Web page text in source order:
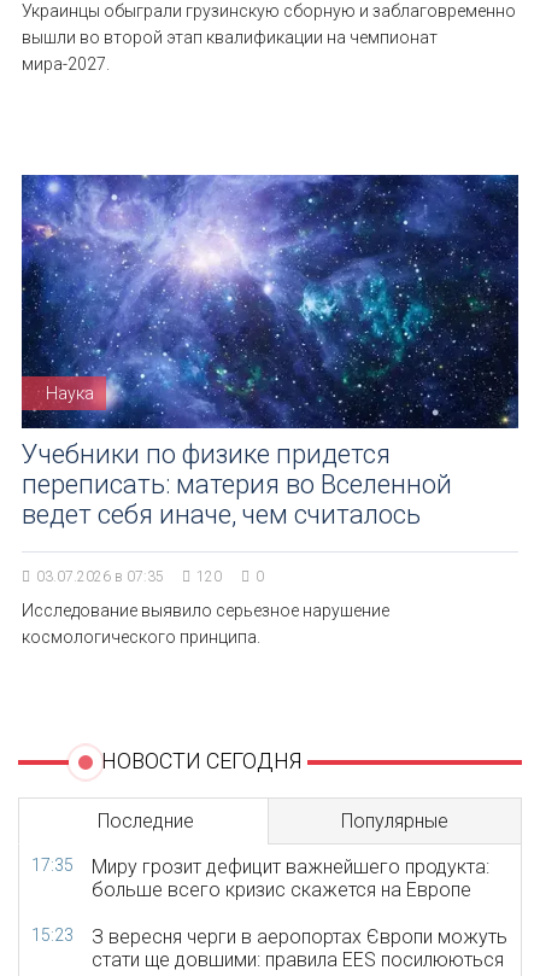
Украинцы обыграли грузинскую сборную и заблаговременно
вышли во второй этап квалификации на чемпионат
мира-2027.
Наука
Учебники по физике придется
переписать: материя во Вселенной
ведет себя иначе, чем считалось
03.07.2026 в 07:35 120 0
Исследование выявило серьезное нарушение
космологического принципа.
НОВОСТИ СЕГОДНЯ
Последние Популярные
17:35
Миру грозит дефицит важнейшего продукта:
больше всего кризис скажется на Европе
15:23
З вересня черги в аеропортах Європи можуть
стати ще довшими: правила EES посилюються